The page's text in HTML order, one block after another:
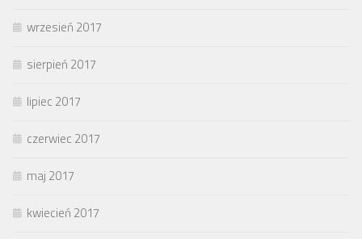
wrzesień 2017
sierpień 2017
lipiec 2017
czerwiec 2017
maj 2017
kwiecień 2017